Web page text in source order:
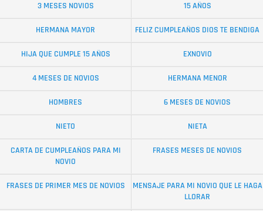
3 MESES NOVIOS 15 AÑOS
HERMANA MAYOR FELIZ CUMPLEAÑOS DIOS TE BENDIGA
HIJA QUE CUMPLE 15 AÑOS EXNOVIO
4 MESES DE NOVIOS HERMANA MENOR
HOMBRES 6 MESES DE NOVIOS
NIETO NIETA
CARTA DE CUMPLEAÑOS PARA MI
NOVIO
FRASES MESES DE NOVIOS
FRASES DE PRIMER MES DE NOVIOS
MENSAJE PARA MI NOVIO QUE LE HAGA
LLORAR